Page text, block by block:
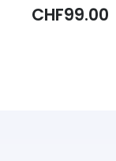
CHF99.00